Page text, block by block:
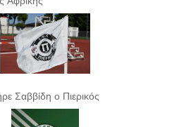
Σαββίδη ο Πιερικός